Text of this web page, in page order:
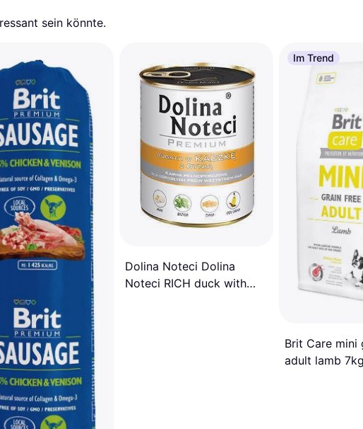
sein könnte.
Dolina Noteci Dolina
Noteci RICH duck with
Im Trend
Brit Care mini
adult lamb